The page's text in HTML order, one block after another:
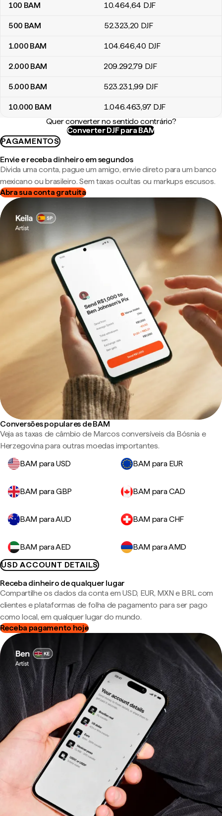
100 BAM 10.464,64 DJF
500 BAM 52.323,20 DJF
1.000 BAM 104.646,40 DJF
2.000 BAM 209.292,79 DJF
5.000 BAM 523.231,99 DJF
10.000 BAM 1.046.463,97 DJF
Quer converter no sentido contrário?
Converter DJF para BAM
PAGAMENTOS
Envie e receba dinheiro em segundos
Divida uma conta, pague um amigo, envie direto para um banco
mexicano ou brasileiro. Sem taxas ocultas ou markups escusos.
Abra sua conta gratuita
Conversões populares de BAM
Veja as taxas de câmbio de Marcos conversíveis da Bósnia e
Herzegovina para outras moedas importantes.
BAM para USD
BAM para EUR
BAM para GBP BAM para CAD
BAM para AUD BAM para CHF
BAM para AED
BAM para AMD
USD ACCOUNT DETAILS
Receba dinheiro de qualquer lugar
Compartilhe os dados da conta em USD, EUR, MXN e BRL com
clientes e plataformas de folha de pagamento para ser pago
como local, em qualquer lugar do mundo.
Receba pagamento hoje